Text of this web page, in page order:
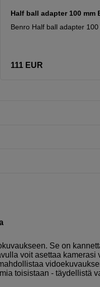
Half ball adapter 100 mm
Benro Half ball adapter
111 EUR
Se on
voit asettaa
toisistaan - täydellistä